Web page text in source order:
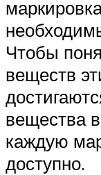
Чтобы
веществ
вещества
каждую
доступно.